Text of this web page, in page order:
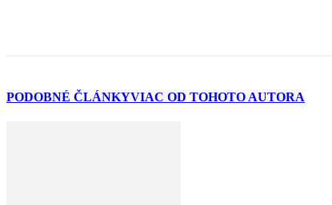
PODOBNÉ ČLÁNKYVIAC OD TOHOTO AUTORA